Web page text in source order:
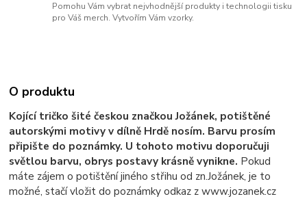
Pomohu Vám vybrat nejvhodnější produkty i technologii tisku
pro Váš merch. Vytvořím Vám vzorky.
O produktu
Kojící tričko šité českou značkou Jožánek, potištěné
autorskými motivy v dílně Hrdě nosím. Barvu prosím
připište do poznámky. U tohoto motivu doporučuji
světlou barvu, obrys postavy krásně vynikne. Pokud
máte zájem o potištění jiného střihu od zn.Jožánek, je to
možné, stačí vložit do poznámky odkaz z www.jozanek.cz